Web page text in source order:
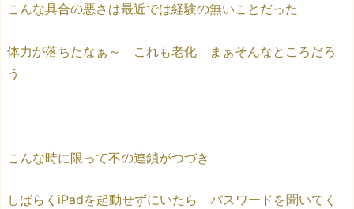
こんな具合の悪さは最近では経験の無いことだった
体力が落ちたなぁ～ これも老化 まぁそんなところだろ
う
こんな時に限って不の連鎖がつづき
しばらくiPadを起動せずにいたら パスワードを聞いてく